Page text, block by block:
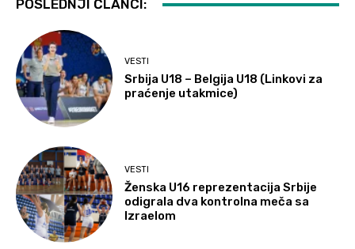
POSLEDNJI ČLANCI:
VESTI
Srbija U18 – Belgija U18 (Linkovi za
praćenje utakmice)
VESTI
Ženska U16 reprezentacija Srbije
odigrala dva kontrolna meča sa
Izraelom